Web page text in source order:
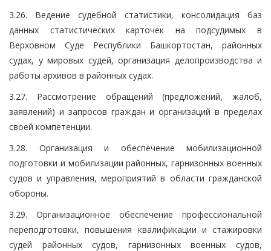
3.26. Ведение судебной статистики, консолидация баз
данных статистических карточек на подсудимых в
Верховном Суде Республики Башкортостан, районных
судах, у мировых судей, организация делопроизводства и
работы архивов в районных судах.
3.27. Рассмотрение обращений (предложений, жалоб,
заявлений) и запросов граждан и организаций в пределах
своей компетенции.
3.28. Организация и обеспечение мобилизационной
подготовки и мобилизации районных, гарнизонных военных
судов и управления, мероприятий в области гражданской
обороны.
3.29. Организационное обеспечение профессиональной
переподготовки, повышения квалификации и стажировки
судей районных судов, гарнизонных военных судов,